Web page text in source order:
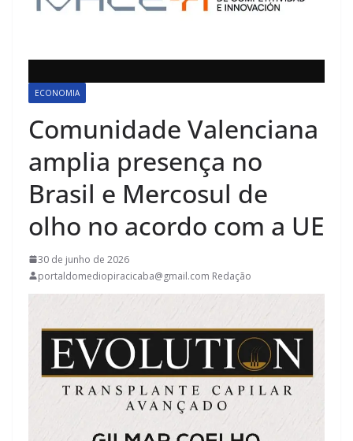
ECONOMIA
Comunidade Valenciana
amplia presença no
Brasil e Mercosul de
olho no acordo com a UE
30 de junho de 2026
portaldomediopiracicaba@gmail.com Redação